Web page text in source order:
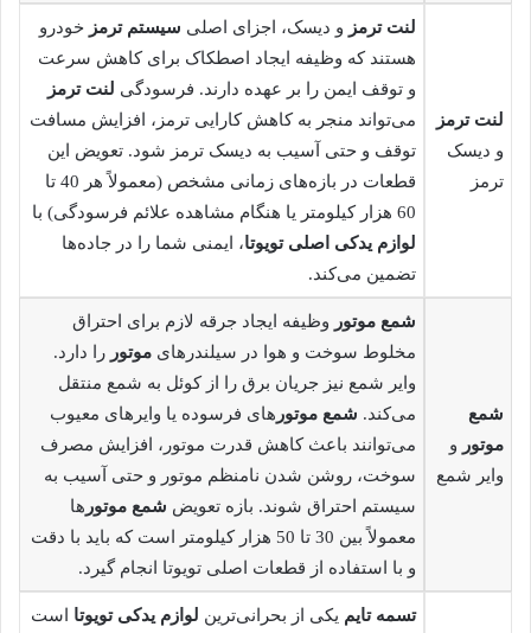
لنت ترمز
و دیسک
ترمز
لنت ترمز و دیسک، اجزای اصلی سیستم ترمز خودرو
هستند که وظیفه ایجاد اصطکاک برای کاهش سرعت
و توقف ایمن را بر عهده دارند. فرسودگی لنت ترمز
می‌تواند منجر به کاهش کارایی ترمز، افزایش مسافت
توقف و حتی آسیب به دیسک ترمز شود. تعویض این
قطعات در بازه‌های زمانی مشخص (معمولاً هر 40 تا
60 هزار کیلومتر یا هنگام مشاهده علائم فرسودگی) با
لوازم یدکی اصلی تویوتا، ایمنی شما را در جاده‌ها
تضمین می‌کند.
شمع
موتور و
وایر شمع
شمع موتور وظیفه ایجاد جرقه لازم برای احتراق
مخلوط سوخت و هوا در سیلندرهای موتور را دارد.
وایر شمع نیز جریان برق را از کوئل به شمع منتقل
می‌کند. شمع موتور های فرسوده یا وایرهای معیوب
می‌توانند باعث کاهش قدرت موتور، افزایش مصرف
سوخت، روشن شدن نامنظم موتور و حتی آسیب به
سیستم احتراق شوند. بازه تعویض شمع موتور ها
معمولاً بین 30 تا 50 هزار کیلومتر است که باید با دقت
و با استفاده از قطعات اصلی تویوتا انجام گیرد.
تسمه تایم یکی از بحرانی‌ترین لوازم یدکی تویوتا است